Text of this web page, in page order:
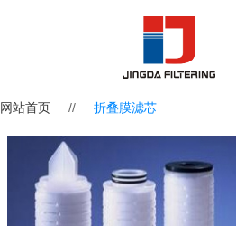
网站首页 // 折叠膜滤芯